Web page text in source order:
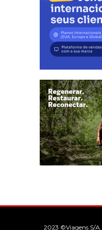
2023 ©Viagens S/A.